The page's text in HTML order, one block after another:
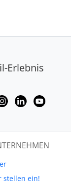
Erlebnis
stellen ein!